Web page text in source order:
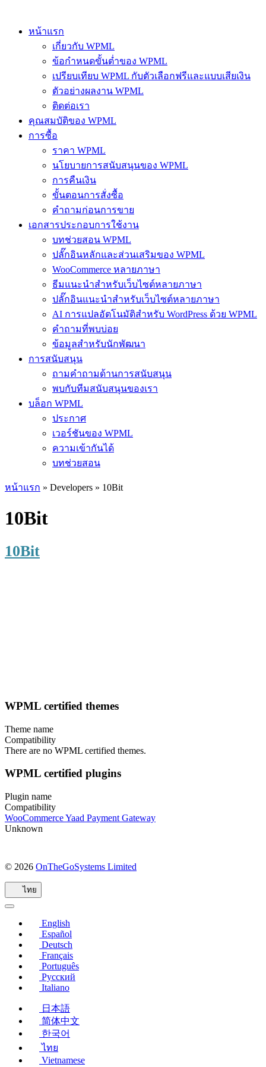
หน้าแรก
เกี่ยวกับ WPML
ข้อกำหนดขั้นต่ำของ WPML
เปรียบเทียบ WPML กับตัวเลือกฟรีและแบบเสียเงิน
ตัวอย่างผลงาน WPML
ติดต่อเรา
คุณสมบัติของ WPML
การซื้อ
ราคา WPML
นโยบายการสนับสนุนของ WPML
การคืนเงิน
ขั้นตอนการสั่งซื้อ
คำถามก่อนการขาย
เอกสารประกอบการใช้งาน
บทช่วยสอน WPML
ปลั๊กอินหลักและส่วนเสริมของ WPML
WooCommerce หลายภาษา
ธีมแนะนำสำหรับเว็บไซต์หลายภาษา
ปลั๊กอินแนะนำสำหรับเว็บไซต์หลายภาษา
AI การแปลอัตโนมัติสำหรับ WordPress ด้วย WPML
คำถามที่พบบ่อย
ข้อมูลสำหรับนักพัฒนา
การสนับสนุน
ถามคำถามด้านการสนับสนุน
พบกับทีมสนับสนุนของเรา
บล็อก WPML
ประกาศ
เวอร์ชันของ WPML
ความเข้ากันได้
บทช่วยสอน
หน้าแรก » Developers » 10Bit
10Bit
10Bit
WPML certified themes
Theme name
Compatibility
There are no WPML certified themes.
WPML certified plugins
Plugin name
Compatibility
WooCommerce Yaad Payment Gateway
Unknown
© 2026 OnTheGoSystems Limited(เปิด
ไทย
English
Español
Deutsch
Français
Português
Русский
Italiano
日本語
简体中文
한국어
ไทย
Vietnamese